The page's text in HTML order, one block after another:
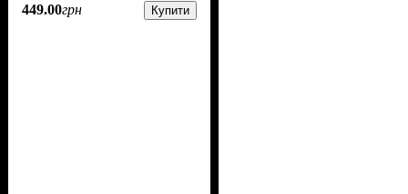
449.00грн Купити